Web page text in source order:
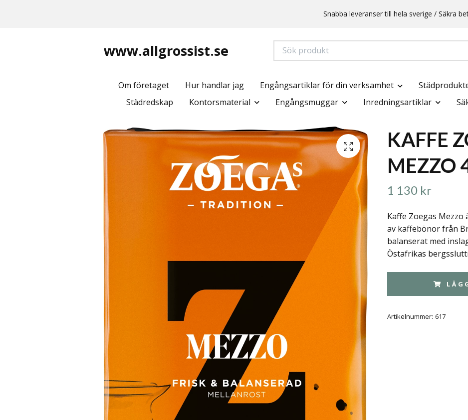
Snabba leveranser till hela sverige / Säkra
www.allgrossist.se
Om företaget Hur handlar jag Engångsartiklar för din verksamhet
Städredskap
Kontorsmaterial Engångsmuggar Inredningsartiklar
KAFFE
MEZZO
1 130 kr
Kaffe Zoegas
av kaffebönor från
balanserat med
Östafrikas
Artikelnummer: 617